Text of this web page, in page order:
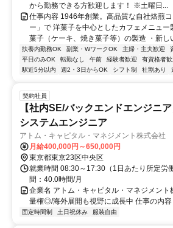
から勤務できる方歓迎します！ ※土曜日...
仕事内容 1946年創業。高品質な自社焙煎
ー」で 洋菓子を中心としたカフェメニュ
菓子（ケーキ、焼き菓子等）の製造 ・新し
扶養内勤務OK 副業・WワークOK 主婦・主夫歓迎
平日のみOK
転勤なし 午前 経験者歓迎 有資格者歓
駅近5分以内
週2・3日からOK シフト制 社割あり
契約社員
【社内SE/バックエンドエンジニ
システムエンジニア
アトム・キャピタル・マネジメント株式会社
月給400,000円～650,000円
東京都東京23区中央区
就業時間 08:30～17:30（1日あたり所定労
間：40.0時間/月
企業名 アトム・キャピタル・マネジメン
量権◎/海外展開も視野に成長中 仕事の内
固定時間制 土日祝休み 服装自由